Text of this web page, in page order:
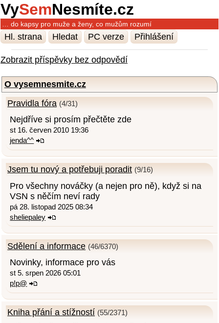
VySemNesmíte.cz
… do kapsy pro muže a ženy, co mužům rozumí
Hl. strana Hledat PC verze Přihlášení
Zobrazit příspěvky bez odpovědí
O vysemnesmite.cz
Pravidla fóra (4/31)
Nejdříve si prosím přečtěte zde
st 16. červen 2010 19:36
jenda^^
Jsem tu nový a potřebuji poradit (9/16)
Pro všechny nováčky (a nejen pro ně), když si na
VSN s něčím neví rady
pá 28. listopad 2025 08:34
sheliepaley
Sdělení a informace (46/6370)
Novinky, informace pro vás
st 5. srpen 2026 05:01
p!p@
Kniha přání a stížností (55/2371)